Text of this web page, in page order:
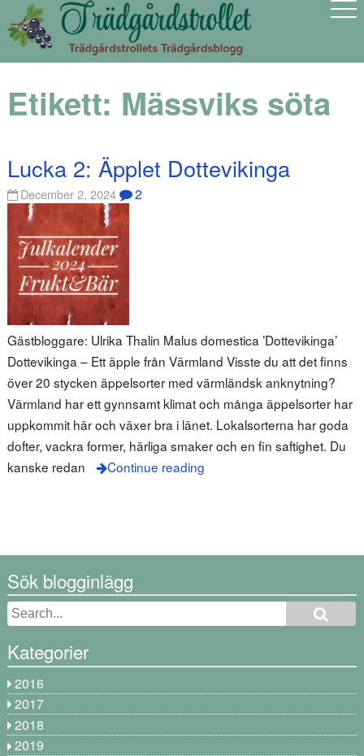
Etikett: Mässviks söta
Lucka 2: Äpplet Dottevikinga
December 2, 2024 2
Gästbloggare: Ulrika Thalin Malus domestica ’Dottevikinga’
Dottevikinga – Ett äpple från Värmland Visste du att det finns
över 20 stycken äppelsorter med värmländsk anknytning?
Värmland har ett gynnsamt klimat och många äppelsorter har
uppkommit här och växer bra i länet. Lokalsorterna har goda
dofter, vackra former, härliga smaker och en fin saftighet. Du
kanske redan
Continue reading
Sök blogginlägg
Kategorier
2016
2017
2018
2019